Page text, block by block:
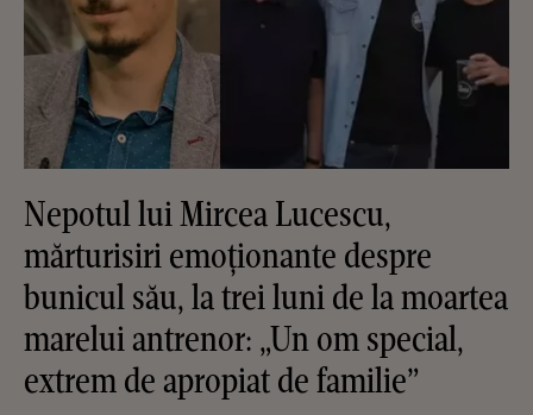
Nepotul lui Mircea Lucescu,
mărturisiri emoționante despre
bunicul său, la trei luni de la moartea
marelui antrenor: „Un om special,
extrem de apropiat de familie”